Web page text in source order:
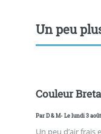
Un peu
Couleur
ParD & M- Le lundi 3
Un peu d’air frais